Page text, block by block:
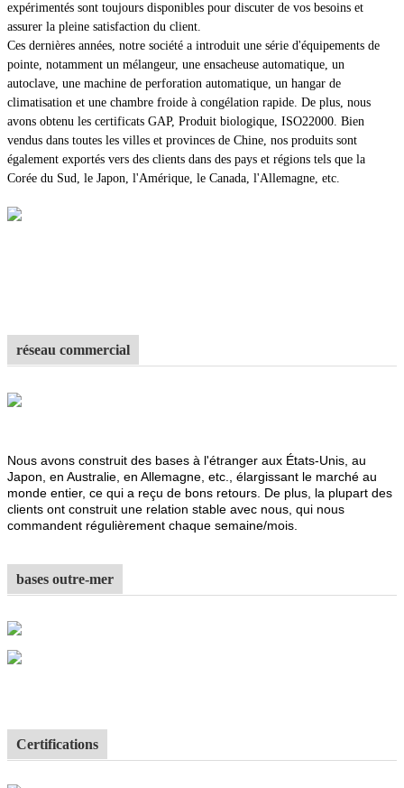
expérimentés sont toujours disponibles pour discuter de vos besoins et
assurer la pleine satisfaction du client.
Ces dernières années, notre société a introduit une série d'équipements de
pointe, notamment un mélangeur, une ensacheuse automatique, un
autoclave, une machine de perforation automatique, un hangar de
climatisation et une chambre froide à congélation rapide. De plus, nous
avons obtenu les certificats GAP, Produit biologique, ISO22000. Bien
vendus dans toutes les villes et provinces de Chine, nos produits sont
également exportés vers des clients dans des pays et régions tels que la
Corée du Sud, le Japon, l'Amérique, le Canada, l'Allemagne, etc.
réseau commercial
Nous avons construit des bases à l'étranger aux États-Unis, au
Japon, en Australie, en Allemagne, etc., élargissant le marché au
monde entier, ce qui a reçu de bons retours. De plus, la plupart des
clients ont construit une relation stable avec nous, qui nous
commandent régulièrement chaque semaine/mois.
bases outre-mer
Certifications